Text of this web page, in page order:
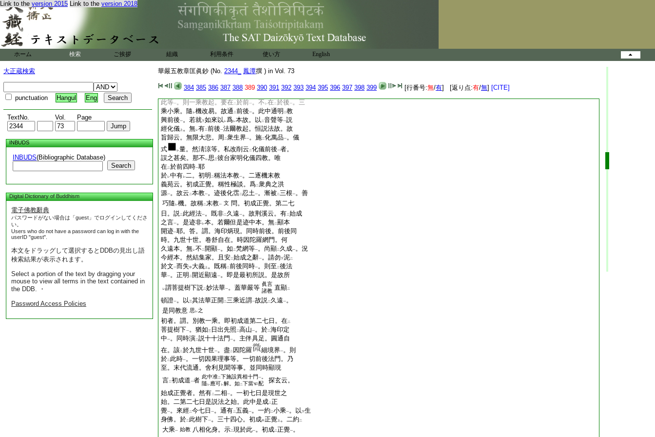
Link to the version 2015 Link to the version 2018
ホーム 検索 ご挨拶 組織 利用条件 使い方 English
大正蔵検索
punctuation Hangul Eng
TextNo. Vol. Page
INBUDS
INBUDS(Bibliographic Database)
Search
Digital Dictionary of Buddhism
電子佛教辭典
パスワードがない場合は「guest」でログインしてくださ
い。
Users who do not have a password can log in with the
userID "guest".
本文をドラッグして選択するとDDBの見出し語
検索結果が表示されます。
Select a portion of the text by dragging your
mouse to view all terms in the text contained in
the DDB. ・
Password Access Policies
華嚴五教章匡眞鈔 (No. 2344_ 鳳潭撰 ) in Vol. 73
384 385 386 387 388 389 390 391 392 393 394 395 396 397 398 399 [行番号:無/有] [返り点:有/無] [CITE]
前後際劫 。是謂 諸佛法爾常説故一
也。二願力
故。三機感故。如來平等。無
二 改易 。隨レ應
衆
。現身説法。舍那品云。佛身充二 滿諸法界
。
一切衆生前 。應 受化器 一 悉充滿。故處 二
塵等爾所佛。坐二一毛
。皆有 無量菩薩衆 。各爲具説 普賢行 。解
云。正是此經所説分齊。四爲本故。謂。將欲
逐レ 機漸施二末教 一 故。宜三最初先示二本法 。明 二後
依 此方起 末故。是故最初説 此經法
方於
二鹿苑等處一。漸説二枝末小乘等法一
。性起
此等一。則一乘教起。要在 二於前一。不 レ在 二於後一。三
乘小乘。隨 レ機改易。故通 二前後一。此中通明 二教
興前後一。若就下如來以 レ爲レ本故。以 二音聲等一説
經化儀 上 。無レ有二前後一法爾教起。恒説法故。故
旨歸云。無限大悲。周 二衆生界一。施二化萬品一。儀
式
レ量。然淸涼等。私改削云 二化儀前後一者。
誤之甚矣。那不 レ思三彼台家明化儀四教。唯
在二於前四時一耶
於レ中有レ二。初明 二稱法本教一。二逐機末教
義苑云。初成正覺。稱性極談。爲二衆典之洪
源一。故云 二本教一。迹後化霑二忍土一。漸被 二三根一。善
巧隨 レ機。故稱二末教一 文 問。初成正覺。第二七
日。説二 此經法一。既非二 久遠一。故荆溪云。有二始成
之言一。是迹非レ本。若爾但是迹中本。無二顯本
開迹一耶。答。謂。海印炳現。同時前後。前後同
時。九世十世。卷舒自在。時因陀羅網門。何
久遠本。無レ不 二 開顯一。如 二梵網等一。尚顯二 久成一。況
今經本。然結集家。且安二始成之辭一。請勿下泥二
於文一而失中大義 上 。既稱二前後同時一。則至 二後法
華一。正明 二 開近顯遠一。即是最初所説。是故所
レ謂菩提樹下説二妙法華一。蓋華嚴等 眞言
諸教 直顯二
頓證一。以三其法華正開 二三乘近謂一故説二 久遠一。
是同教意 思 レ之
初者。謂。別教一乘。即初成道第二七日。在二
菩提樹下一。猶如三 日出先照 二高山一。於二海印定
中一。同時演二説十十法門 一。主伴具足。圓通自
在。該二於九世十世一。盡二 因陀羅 細境界一。則
於二 此時一。一切因果理事等。一切前後法門。乃
至。末代流通。舍利見聞等事。並同時顯現
言二初成道一者 此中准二下施設異相十門一 。
隨 レ應可レ解。如 二下當 配
探玄云。
始成正覺者。然有二二相一。一初七日是現世之
始。二第二七日是説法之始。此中是成二正
覺一。來經二今七日 一。通有二五義一。一約 二小乘一。以下生
身佛。於二 此樹下一。三十四心。初成中正覺 上 。二約 二
大乘一 始教 八相化身。示二現於此一。初成二正覺一。